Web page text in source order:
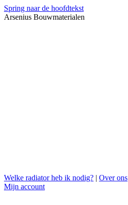
Spring naar de hoofdtekst
Arsenius Bouwmaterialen
Welke radiator heb ik nodig? | Over ons
Mijn account